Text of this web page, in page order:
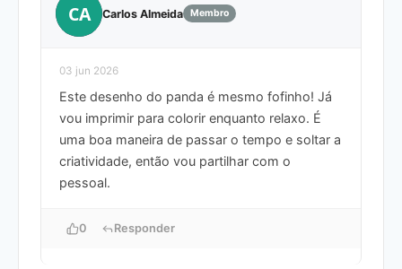
CA Carlos Almeida Membro
03 jun 2026
Este desenho do panda é mesmo fofinho! Já
vou imprimir para colorir enquanto relaxo. É
uma boa maneira de passar o tempo e soltar a
criatividade, então vou partilhar com o
pessoal.
0 Responder